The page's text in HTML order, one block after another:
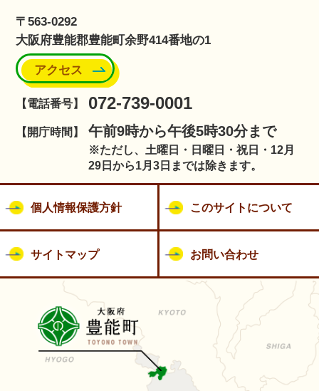
〒563-0292
大阪府豊能郡豊能町余野414番地の1
アクセス
【電話番号】 072-739-0001
【開庁時間】 午前9時から午後5時30分まで
※ただし、土曜日・日曜日・祝日・12月
29日から1月3日までは除きます。
個人情報保護方針 このサイトについて
サイトマップ お問い合わせ